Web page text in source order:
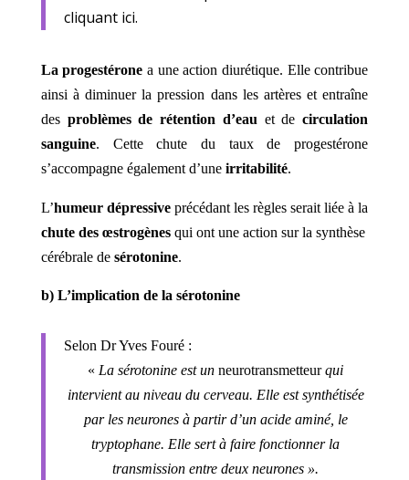
cliquant ici.
La progestérone a une action diurétique. Elle contribue
ainsi à diminuer la pression dans les artères et entraîne
des problèmes de rétention d’eau et decirculation
sanguine. Cette chute du taux de progestérone
s’accompagne également d’une irritabilité.
L’humeur dépressiveprécédant les règles serait liée à la
chute des œstrogènesqui ont une action sur la synthèse
cérébrale desérotonine.
b) L’implication de la sérotonine
Selon Dr Yves Fouré :
« La sérotonine est unneurotransmetteurqui
intervient au niveau du cerveau. Elle est synthétisée
par les neurones à partir d’un acide aminé, le
tryptophane. Elle sert à faire fonctionner la
transmission entre deux neurones ».